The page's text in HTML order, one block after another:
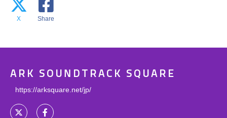
X Share
ARK SOUNDTRACK SQUARE
https://arksquare.net/jp/